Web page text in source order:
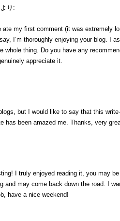
より:
my first comment (it was extremely
I’m thoroughly enjoying your blog. I
whole thing. Do you have any
appreciate it.
but I would like to say that this
has been amazed me. Thanks, very
I truly enjoyed reading it, you may
and may come back down the road. I
have a nice weekend!